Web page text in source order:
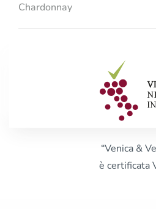
Chardonnay
“Venica &
è certificata